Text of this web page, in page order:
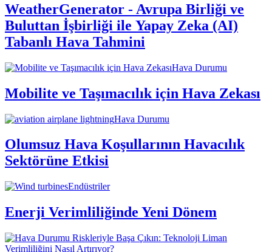
WeatherGenerator - Avrupa Birliği ve
Buluttan İşbirliği ile Yapay Zeka (AI)
Tabanlı Hava Tahmini
Hava Durumu
Mobilite ve Taşımacılık için Hava Zekası
Hava Durumu
Olumsuz Hava Koşullarının Havacılık
Sektörüne Etkisi
Endüstriler
Enerji Verimliliğinde Yeni Dönem